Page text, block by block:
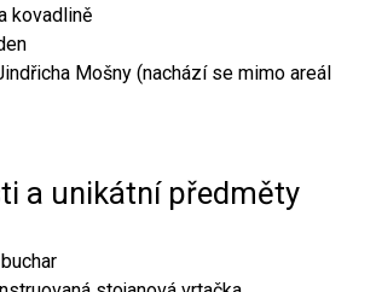
kovadlině
Mošny (nachází se mimo areál
a unikátní předměty